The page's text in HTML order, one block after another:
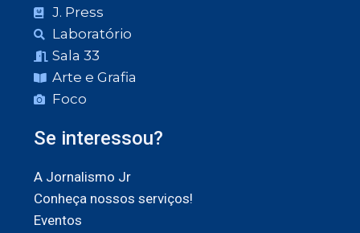
J. Press
Laboratório
Sala 33
Arte e Grafia
Foco
Se interessou?
A Jornalismo Jr
Conheça nossos serviços!
Eventos